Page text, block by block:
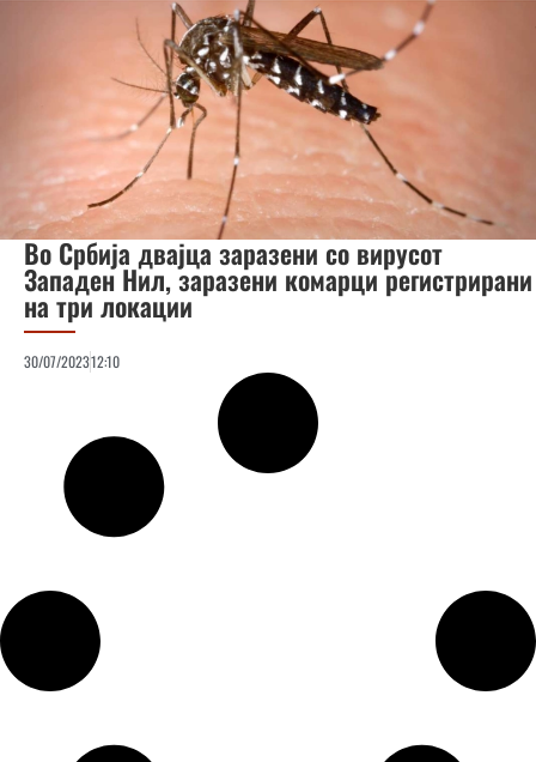
Во Србија двајца заразени со вирусот
Западен Нил, заразени комарци регистрирани
на три локации
30/07/202312:10